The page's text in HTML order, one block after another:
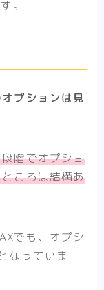
。
プションは見
階でオプショ
ころは結構あ
でも、オプシ
なっていま